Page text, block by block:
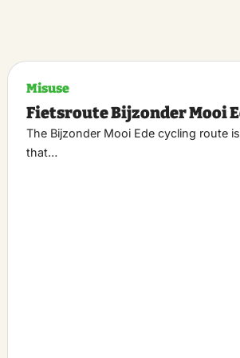
Misuse
Fietsroute Bijzonder Mooi
The Bijzonder Mooi Ede cycling route
that…